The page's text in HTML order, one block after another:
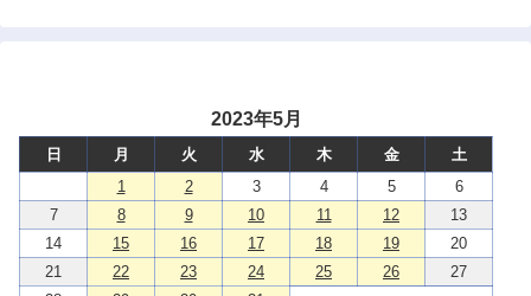
2023年5月
日 月 火 水 木 金
土
1
2 3 4 5
6
7
8 9 10 11 12
13
14
15 16 17 18 19
20
21
22 23 24 25 26
27